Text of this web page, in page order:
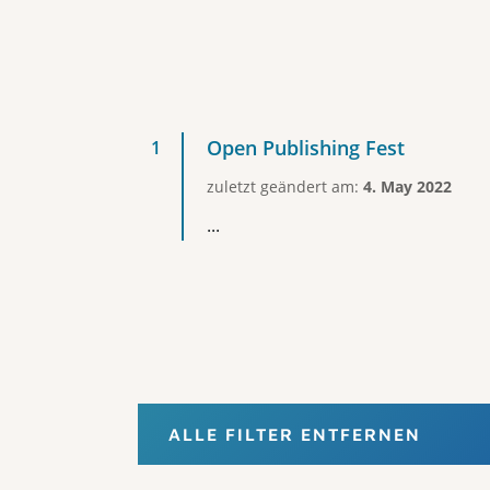
Open Publishing Fest
zuletzt geändert am: 4. May 2022
...
ALLE FILTER ENTFERNEN